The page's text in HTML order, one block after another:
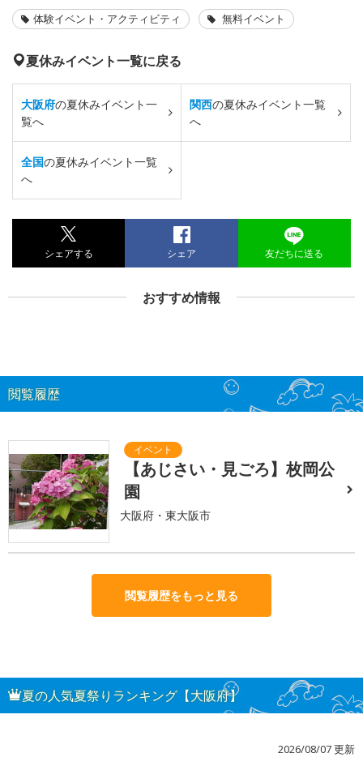
体験イベント・アクティビティ 無料イベント
夏休みイベント一覧に戻る
大阪府の夏休みイベント一
覧へ
関西の夏休みイベント一覧
へ
全国の夏休みイベント一覧
へ
シェアする シェア 友だちに送る
おすすめ情報
閲覧履歴
【あじさい・見ごろ】枚岡公
園
大阪府・東大阪市
閲覧履歴をもっと見る
夏の人気夏祭りランキング【大阪府】
2026/08/07 更新